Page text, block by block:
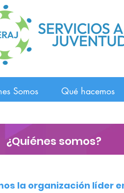
Somos Qué hacemos
¿Quiénes somos?
la organización líder